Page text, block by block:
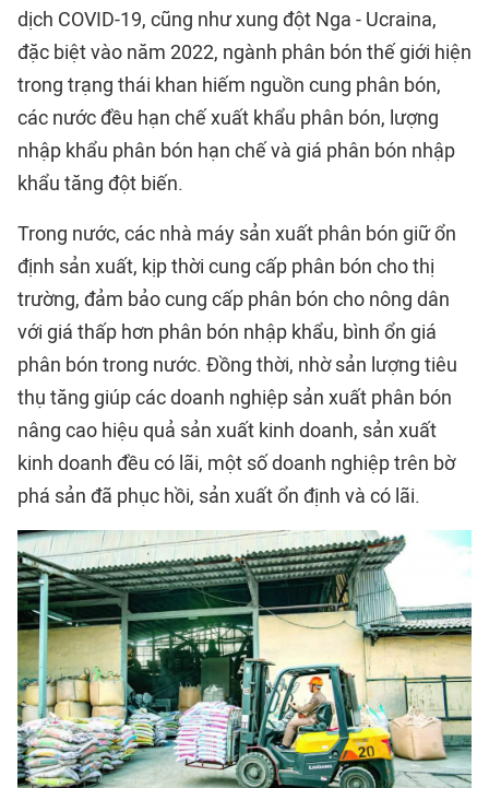
dịch COVID-19, cũng như xung đột Nga - Ucraina,
đặc biệt vào năm 2022, ngành phân bón thế giới hiện
trong trạng thái khan hiếm nguồn cung phân bón,
các nước đều hạn chế xuất khẩu phân bón, lượng
nhập khẩu phân bón hạn chế và giá phân bón nhập
khẩu tăng đột biến.
Trong nước, các nhà máy sản xuất phân bón giữ ổn
định sản xuất, kịp thời cung cấp phân bón cho thị
trường, đảm bảo cung cấp phân bón cho nông dân
với giá thấp hơn phân bón nhập khẩu, bình ổn giá
phân bón trong nước. Đồng thời, nhờ sản lượng tiêu
thụ tăng giúp các doanh nghiệp sản xuất phân bón
nâng cao hiệu quả sản xuất kinh doanh, sản xuất
kinh doanh đều có lãi, một số doanh nghiệp trên bờ
phá sản đã phục hồi, sản xuất ổn định và có lãi.